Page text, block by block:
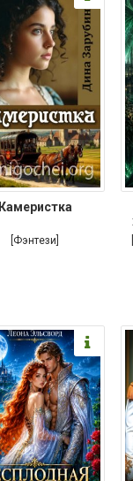
Камеристка
[Фэнтези]